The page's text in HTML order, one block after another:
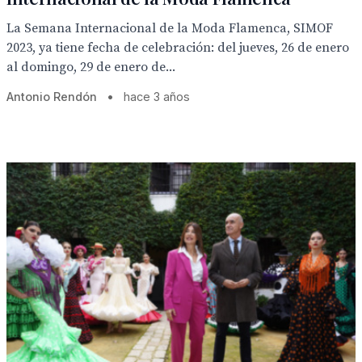
La Semana Internacional de la Moda Flamenca, SIMOF
2023, ya tiene fecha de celebración: del jueves, 26 de enero
al domingo, 29 de enero de...
Antonio Rendón • hace 3 años